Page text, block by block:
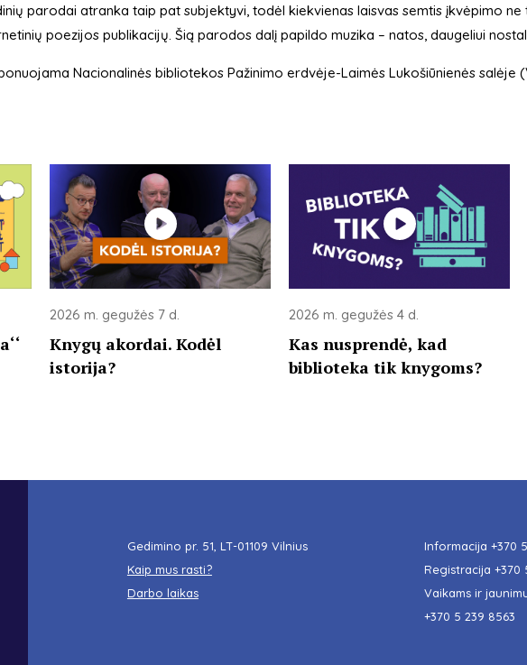
parodai atranka taip pat subjektyvi, todėl kiekvienas laisvas semtis įkvėpimo ne
poezijos publikacijų. Šią parodos dalį papildo muzika – natos, daugeliui
Nacionalinės bibliotekos Pažinimo erdvėje-Laimės Lukošiūnienės salėje
2026 m. gegužės 7 d.
Knygų akordai. Kodėl
istorija?
2026 m. gegužės 4 d.
Kas nusprendė, kad
biblioteka tik knygoms?
Gedimino pr. 51, LT-01109 Vilnius
Kaip mus rasti?
Darbo laikas
Informacija +370
Registracija +370
Vaikams ir
+370 5 239 8563